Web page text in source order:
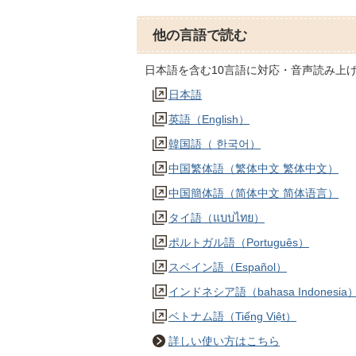
他の言語で読む
日本語を含む10言語に対応・音声読み上
日本語
英語（English）
韓国語（ 한국어）
中国繁体語（繁体中文 繁体中文）
中国簡体語（简体中文 简体语言）
タイ語（แบบไทย）
ポルトガル語（Português）
スペイン語（Español）
インドネシア語（bahasa Indonesia）
ベトナム語（Tiếng Việt）
詳しい使い方はこちら